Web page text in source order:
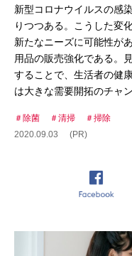
新型コロナウイルスの感
りつつある。こうした変
新たなニーズに可能性が
用品の販売強化である。
することで、生活者の健
は大きな需要開拓のチャン
除菌 清掃
掃除
2020.09.03
(PR)